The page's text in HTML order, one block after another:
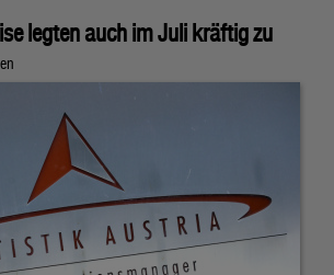
legten auch im Juli kräftig zu